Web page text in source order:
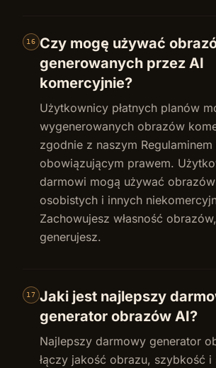
16
Czy mogę używać
generowanych przez AI
komercyjnie?
Użytkownicy płatnych planów
wygenerowanych obrazów
zgodnie z naszym Regulaminem
obowiązującym prawem.
darmowi mogą używać
osobistych i innych
Zachowujesz własność
generujesz.
17 Jaki jest najlepszy
generator obrazów AI?
Najlepszy darmowy generator
łączy jakość obrazu, szybkość i